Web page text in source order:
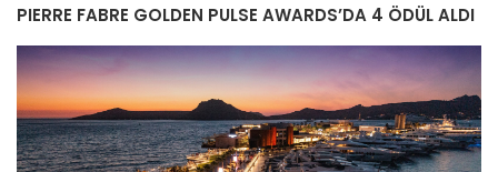
PIERRE FABRE GOLDEN PULSE AWARDS’DA 4 ÖDÜL ALDI